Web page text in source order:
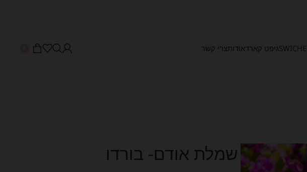
גיפט קארדאודותצרי קשר
שמלת אודם- בורדו